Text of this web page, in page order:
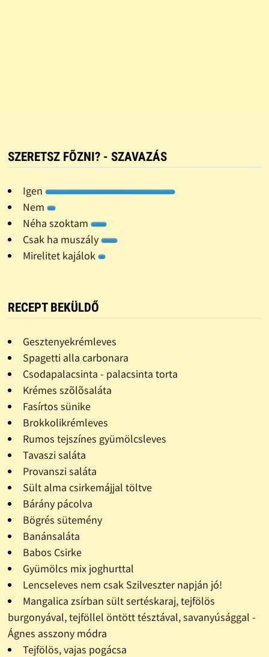
SZERETSZ FÕZNI? - SZAVAZÁS
Igen
Nem
Néha szoktam
Csak ha muszály
Mirelitet kajálok
RECEPT BEKÜLDŐ
Gesztenyekrémleves
Spagetti alla carbonara
Csodapalacsinta - palacsinta torta
Krémes szõlõsaláta
Fasírtos sünike
Brokkolikrémleves
Rumos tejszínes gyümölcsleves
Tavaszi saláta
Provanszi saláta
Sült alma csirkemájjal töltve
Bárány pácolva
Bögrés sütemény
Banánsaláta
Babos Csirke
Gyümölcs mix joghurttal
Lencseleves nem csak Szilveszter napján jó!
Mangalica zsírban sült sertéskaraj, tejfölös
burgonyával, tejföllel öntött tésztával, savanyúsággal -
Ágnes asszony módra
Tejfölös, vajas pogácsa